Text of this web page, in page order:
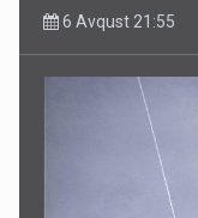
6 Avqust 21:55